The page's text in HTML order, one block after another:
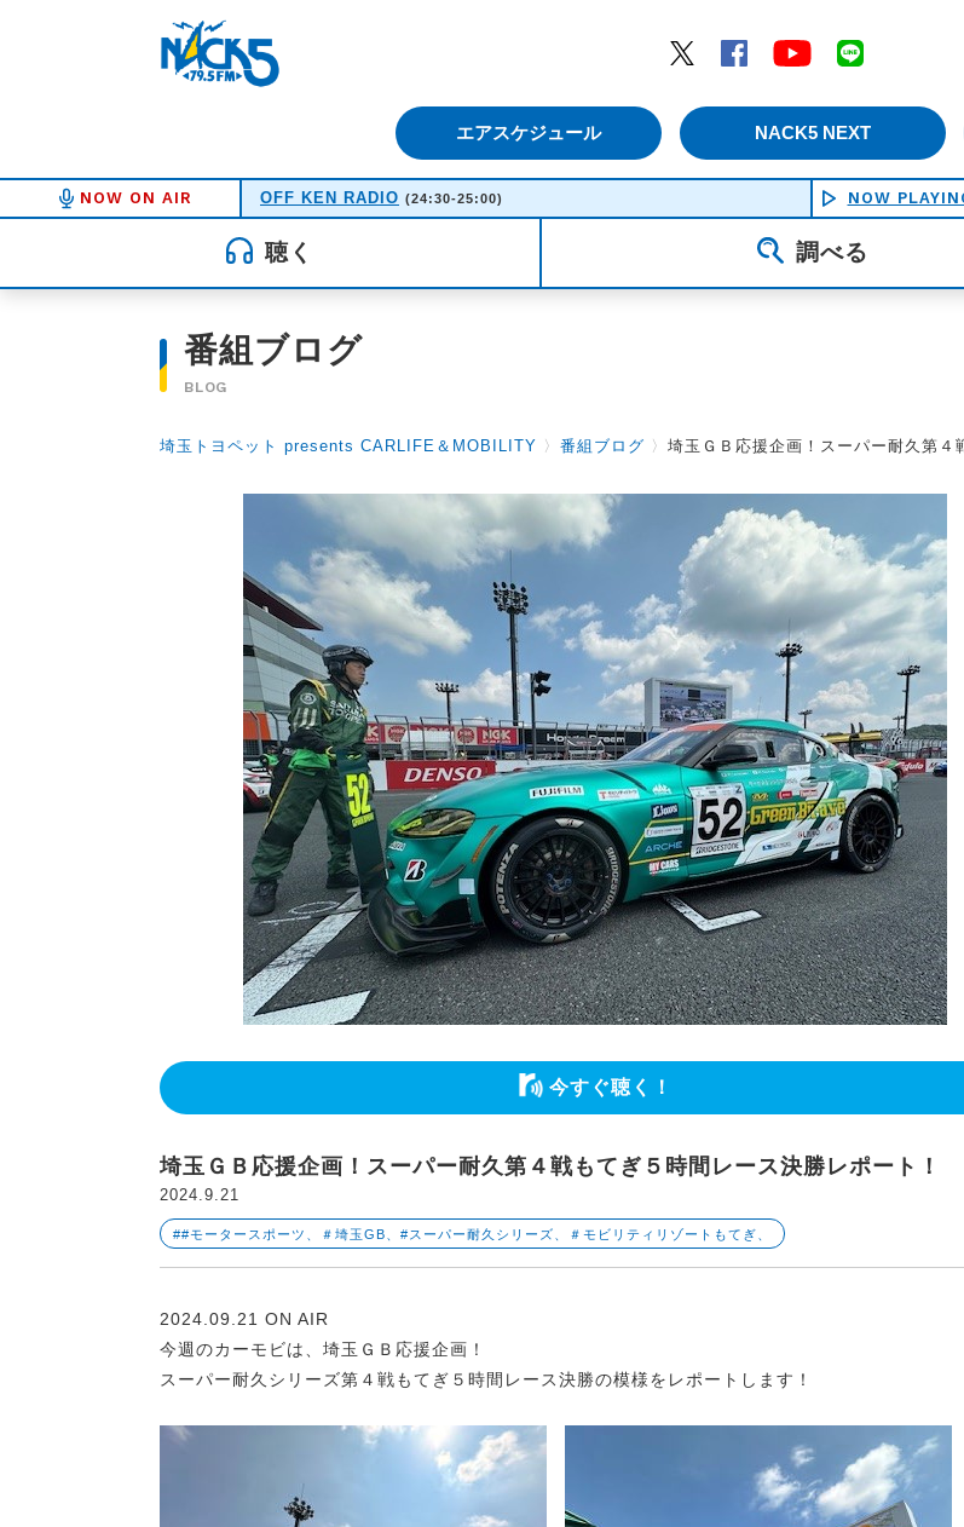
Twitter
Facebook YouTube
エアスケジュール NACK5 NEXT
NOW ON AIR OFF KEN RADIO (24:30-25:00) NOW
聴く 調べる
番組ブログ
BLOG
埼玉トヨペット presents CARLIFE＆MOBILITY 〉 番組ブログ 〉 埼玉ＧＢ応援企画！スーパー耐久第４
今すぐ聴く！
埼玉ＧＢ応援企画！スーパー耐久第４戦もてぎ５時間レース決勝レポート！
2024.9.21
##モータースポーツ、＃埼玉GB、#スーパー耐久シリーズ、＃モビリティリゾートもてぎ、
2024.09.21 ON AIR
今週のカーモビは、埼玉ＧＢ応援企画！
スーパー耐久シリーズ第４戦もてぎ５時間レース決勝の模様をレポートします！